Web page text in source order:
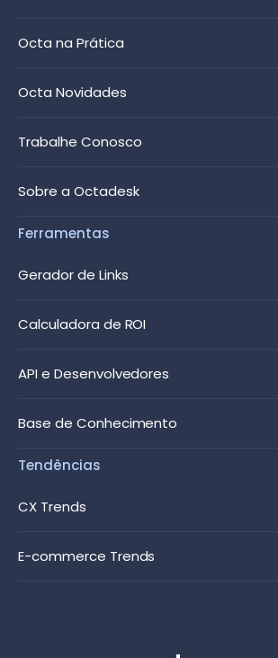
Octa na Prática
Octa Novidades
Trabalhe Conosco
Sobre a Octadesk
Ferramentas
Gerador de Links
Calculadora de ROI
API e Desenvolvedores
Base de Conhecimento
Tendências
CX Trends
E-commerce Trends